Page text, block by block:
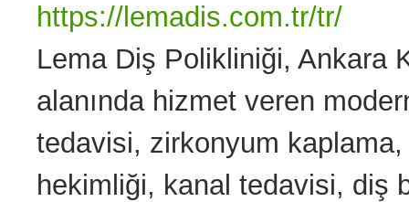
https://lemadis.com.tr/tr/
Lema Diş Polikliniği, Ankara
alanında hizmet veren
tedavisi, zirkonyum
hekimliği, kanal tedavisi, diş